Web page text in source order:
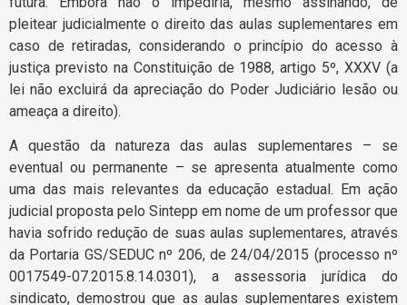
pleitear judicialmente o direito das aulas suplementares em
caso de retiradas, considerando o princípio do acesso à
justiça previsto na Constituição de 1988, artigo 5º, XXXV (a
lei não excluirá da apreciação do Poder Judiciário lesão ou
ameaça a direito).
A questão da natureza das aulas suplementares – se
eventual ou permanente – se apresenta atualmente como
uma das mais relevantes da educação estadual. Em ação
judicial proposta pelo Sintepp em nome de um professor que
havia sofrido redução de suas aulas suplementares, através
da Portaria GS/SEDUC nº 206, de 24/04/2015 (processo nº
0017549-07.2015.8.14.0301), a assessoria jurídica do
sindicato, demostrou que as aulas suplementares existem